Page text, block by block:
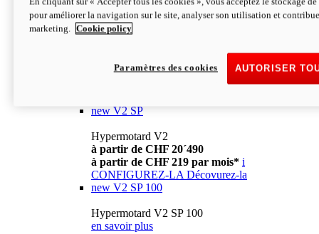
à partir de CHF 13´990 i
CONFIGUREZ-LA Décovurez-la
newV2
à partir de CHF 15´990
à partir de CHF 169 par mois* i
new V2 SP
Hypermotard V2
à partir de CHF 20´490
à partir de CHF 219 par mois* i
CONFIGUREZ-LA Décovurez-la
new V2 SP 100
Hypermotard V2 SP 100
en savoir plus
pour améliorer la navigation sur le site, analyser son utilisation et
marketing.
Cookie policy
AUTORISER
Paramètres des cookies